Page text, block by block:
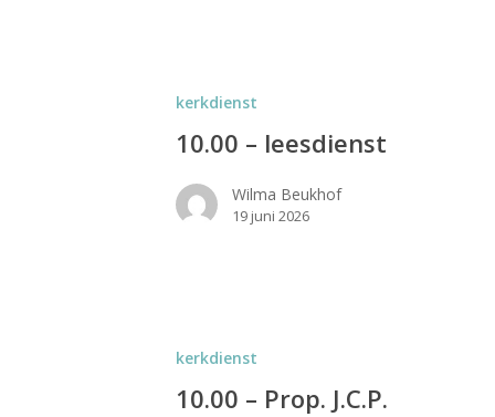
kerkdienst
10.00 – leesdienst
Wilma Beukhof
19 juni 2026
kerkdienst
10.00 – Prop. J.C.P.